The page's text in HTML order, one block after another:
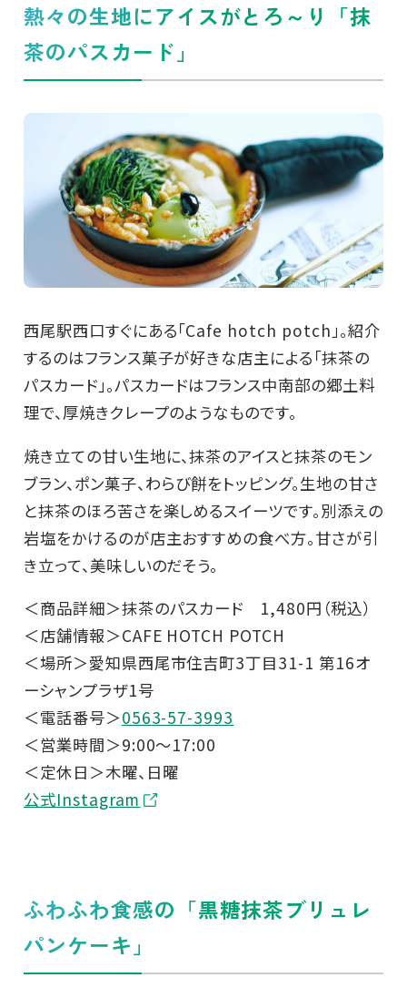
熱々の生地にアイスがとろ～り「抹
茶のパスカード」
西尾駅西口すぐにある「Cafe hotch potch」。紹介
するのはフランス菓子が好きな店主による「抹茶の
パスカード」。パスカードはフランス中南部の郷土料
理で、厚焼きクレープのようなものです。
焼き立ての甘い生地に、抹茶のアイスと抹茶のモン
ブラン、ポン菓子、わらび餅をトッピング。生地の甘さ
と抹茶のほろ苦さを楽しめるスイーツです。別添えの
岩塩をかけるのが店主おすすめの食べ方。甘さが引
き立って、美味しいのだそう。
＜商品詳細＞抹茶のパスカード 1,480円（税込）
＜店舗情報＞CAFE HOTCH POTCH
＜場所＞愛知県西尾市住吉町3丁目31-1 第16オ
ーシャンプラザ1号
＜電話番号＞0563-57-3993
＜営業時間＞9:00～17:00
＜定休日＞木曜、日曜
公式Instagram
ふわふわ食感の「黒糖抹茶ブリュレ
パンケーキ」